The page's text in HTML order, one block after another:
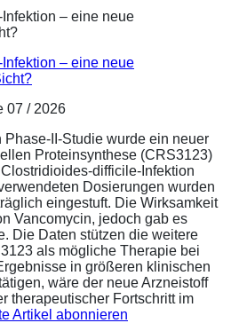
– eine neue
07 / 2026
Phase-II-Studie wurde ein neuer
Proteinsynthese (CRS3123)
difficile-Infektion
Dosierungen wurden
eingestuft. Die Wirksamkeit
Vancomycin, jedoch gab es
Die Daten stützen die weitere
als mögliche Therapie bei
in größeren klinischen
wäre der neue Arzneistoff
therapeutischer Fortschritt im
Artikel abonnieren